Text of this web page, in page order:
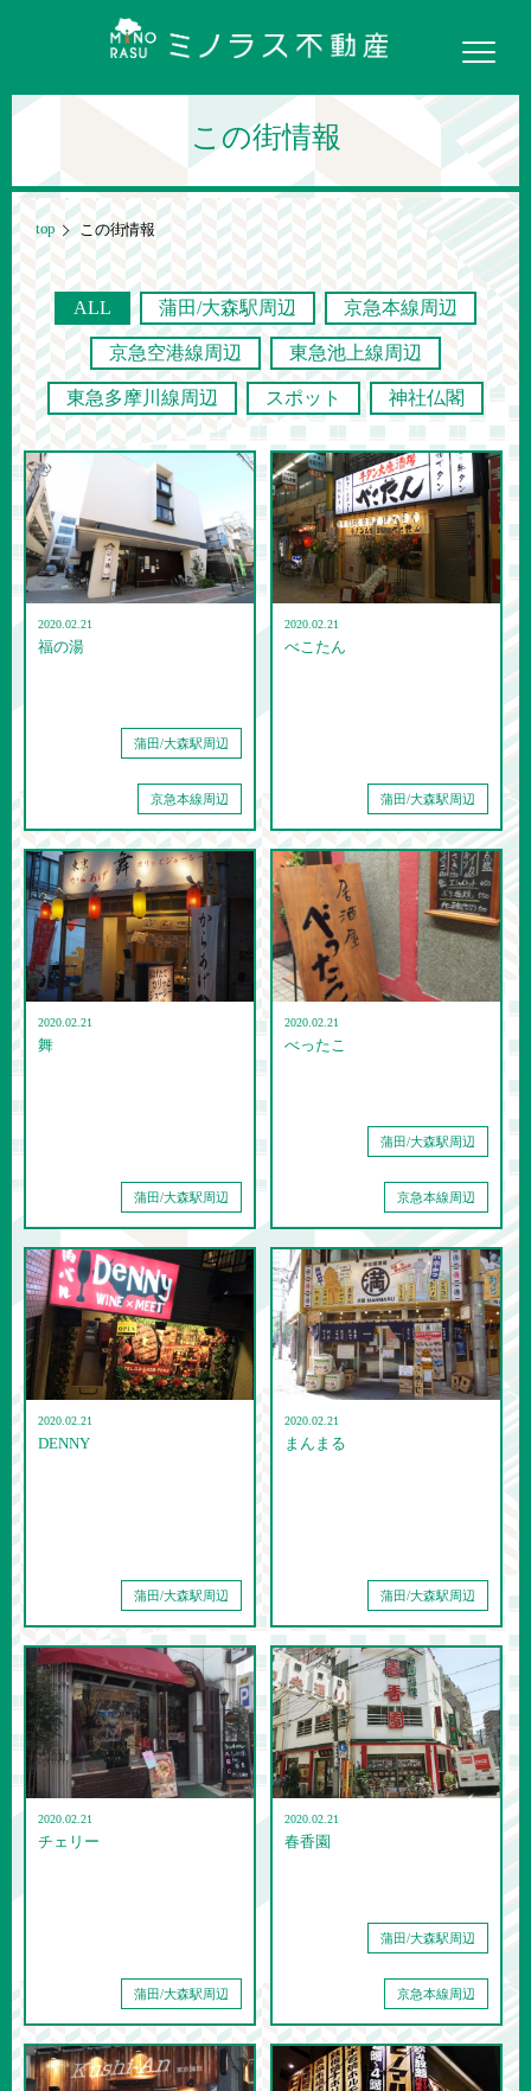
この街情報
top この街情報
ALL 蒲田/大森駅周辺 京急本線周辺
京急空港線周辺 東急池上線周辺
東急多摩川線周辺 スポット 神社仏閣
2020.02.21
福の湯
蒲田/大森駅周辺
京急本線周辺
2020.02.21
べこたん
蒲田/大森駅周辺
2020.02.21
舞
蒲田/大森駅周辺
2020.02.21
べったこ
蒲田/大森駅周辺
京急本線周辺
2020.02.21
DENNY
蒲田/大森駅周辺
2020.02.21
まんまる
蒲田/大森駅周辺
2020.02.21
チェリー
蒲田/大森駅周辺
2020.02.21
春香園
蒲田/大森駅周辺
京急本線周辺